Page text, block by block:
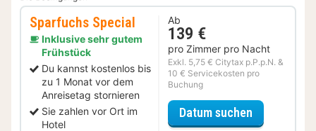
Sparfuchs Special
Inklusive sehr gutem
Frühstück
Du kannst kostenlos bis
zu 1 Monat vor dem
Anreisetag stornieren
Sie zahlen vor Ort im
Hotel
Ab
139 €
pro Zimmer pro Nacht
Exkl. 5,75 € Citytax p.P.p.N. &
10 € Servicekosten pro
Buchung
Datum suchen